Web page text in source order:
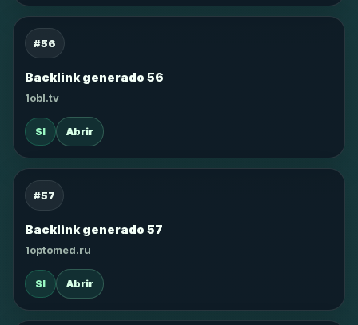
#56
Backlink generado 56
1obl.tv
SI Abrir
#57
Backlink generado 57
1optomed.ru
SI Abrir